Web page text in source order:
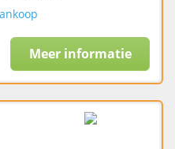
Meer informatie